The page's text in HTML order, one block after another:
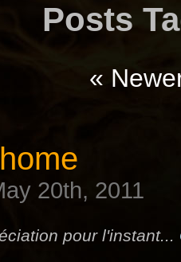
Posts
«
20th, 2011
pour l'instant...